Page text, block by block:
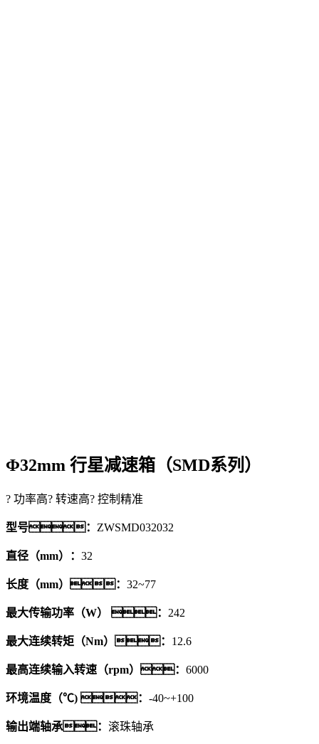
Φ32mm 行星减速箱（SMD系列）
? 功率高? 转速高? 控制精准
型号： ZWSMD032032
直径（mm）： 32
长度（mm）： 32~77
最大传输功率（W） ： 242
最大连续转矩（Nm）： 12.6
最高连续输入转速（rpm）： 6000
环境温度（℃) ： -40~+100
输出端轴承： 滚珠轴承